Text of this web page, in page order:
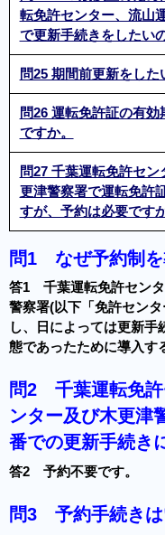
転免許センター、流山
で更新手続きをしたい
問25 期間前更新をした
問26 運転免許証の有
ですか。
問27 千葉運転免許セ
更津警察署で運転免許
すが、予約は必要ですか
問1 なぜ予約制を
答1 千葉運転免許センタ
警察署(以下「免許セン
し、日によっては更新
態であったために導入す
問2 千葉運転免許
ンター及び木更津
番での更新手続き
答2 予約不要です。
問3 予約手続きは